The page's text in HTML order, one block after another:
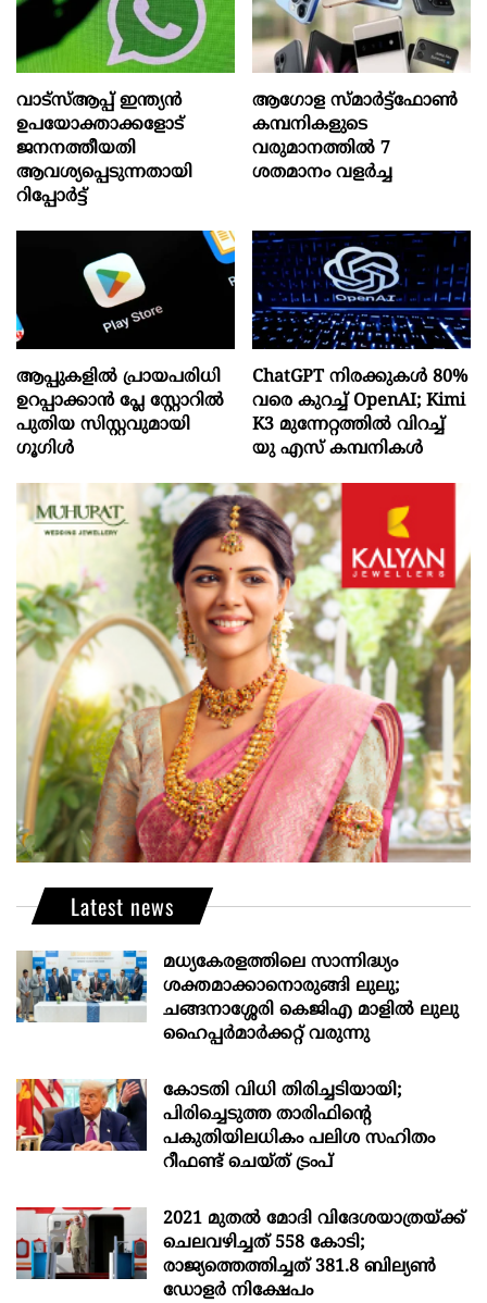
വാട്‌സ്ആപ്പ് ഇന്ത്യൻ
ഉപയോക്താക്കളോട്
ജനനത്തീയതി
ആവശ്യപ്പെടുന്നതായി
റിപ്പോർട്ട്
ആഗോള സ്‌മാർട്ട്‌ഫോൺ
കമ്പനികളുടെ
വരുമാനത്തിൽ 7
ശതമാനം വളർച്ച
ആപ്പുകളിൽ പ്രായപരിധി
ഉറപ്പാക്കാൻ പ്ലേ സ്റ്റോറിൽ
പുതിയ സിസ്റ്റവുമായി
ഗൂഗിൾ
ChatGPT നിരക്കുകൾ 80%
വരെ കുറച്ച് OpenAI; Kimi
K3 മുന്നേറ്റത്തിൽ വിറച്ച്
യു എസ് കമ്പനികൾ
Latest news
മധ്യകേരളത്തിലെ സാന്നിദ്ധ്യം
ശക്തമാക്കാനൊരുങ്ങി ലുലു;
ചങ്ങനാശ്ശേരി കെജിഎ മാളിൽ ലുലു
ഹൈപ്പർമാർക്കറ്റ് വരുന്നു
കോടതി വിധി തിരിച്ചടിയായി;
പിരിച്ചെടുത്ത താരിഫിന്‍റെ
പകുതിയിലധികം പലിശ സഹിതം
റീഫണ്ട് ചെയ്ത് ട്രംപ്
2021 മുതൽ മോദി വിദേശയാത്രയ്ക്ക്
ചെലവഴിച്ചത് 558 കോടി;
രാജ്യത്തെത്തിച്ചത് 381.8 ബില്യൺ
ഡോളർ നിക്ഷേപം